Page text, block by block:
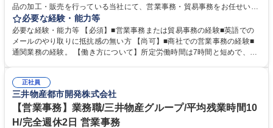
品の加工・販売を行っている当社にて、営業事務・貿易事務をお任せいた
します。営業社員のサポートポジションとして、受発注から海外工場との
調整まで幅広く対応し、当社事業の根幹を支えていただきます。 ■受発注
業務、請求書発行 ■海外工場とのスケジュール調整 ■在庫管理 ■輸入書類
の確認・作成 ■配送手配 ■通関業者を通して行う輸出入業全般 ■倉庫との
ルプロデュースしているため、商品に関わる全ての業務をサポート頂きま
す。 募集職種 東京都中央区【営業事務・貿易事務】食品商社/残業少なめ/
リモート等相談可
必要な経験・能力等
必要な経験・能力等 【必須】■営業事務または貿易事務の経験■英語での
メールのやり取りに抵抗感の無い方 【尚可】■商社での営業事務の経験■
通関業務の経験。 【働き方について】所定労働時間は7時間と短めで、残
の強み】1991年の設立以来、外食産業を中心としたお客様の多様なニー
ズに沿った冷凍水産物等の生産・輸入・販売を一貫して手掛けています。
自社工場と海外拠点の強固な連携によるワンストップサービスが最大の強
みです。 学歴・資格 学歴：大学院 大学 語学力：英語 資格：
正社員
三井物産都市開発株式会社
【営業事務】業務職/三井物産グループ/平均残業時間10
H/完全週休2日 営業事務